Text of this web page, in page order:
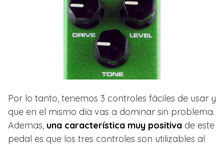
Por lo tanto, tenemos 3 controles fáciles de usar y
que en el mismo día vas a dominar sin problema.
Ademas, una característica muy positiva de este
pedal es que los tres controles son utilizables al